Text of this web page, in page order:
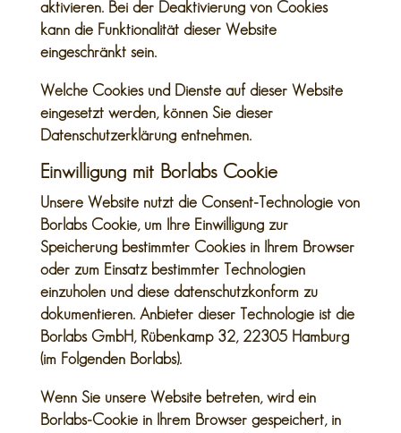
aktivieren. Bei der Deaktivierung von Cookies
kann die Funktionalität dieser Website
eingeschränkt sein.
Welche Cookies und Dienste auf dieser Website
eingesetzt werden, können Sie dieser
Datenschutzerklärung entnehmen.
Einwilligung mit Borlabs Cookie
Unsere Website nutzt die Consent-Technologie von
Borlabs Cookie, um Ihre Einwilligung zur
Speicherung bestimmter Cookies in Ihrem Browser
oder zum Einsatz bestimmter Technologien
einzuholen und diese datenschutzkonform zu
dokumentieren. Anbieter dieser Technologie ist die
Borlabs GmbH, Rübenkamp 32, 22305 Hamburg
(im Folgenden Borlabs).
Wenn Sie unsere Website betreten, wird ein
Borlabs-Cookie in Ihrem Browser gespeichert, in